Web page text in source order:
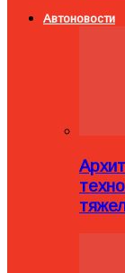
Автоновости